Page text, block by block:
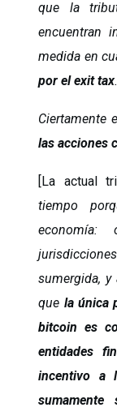
que la
encuentran
medida en
por el exit tax.
Ciertamente
las acciones
[La actual
tiempo
sumergida,
que la única
bitcoin es
entidades
incentivo a
sumamente